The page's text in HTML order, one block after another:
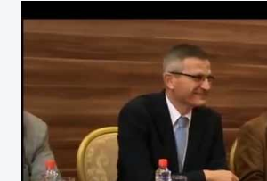
–
КОНФЕРЕНЦИЈА
ЗА
НОВИНАРЕ